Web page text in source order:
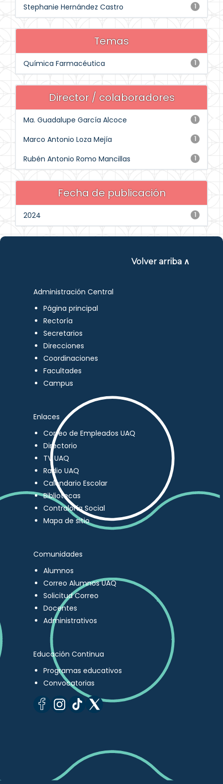
1
Stephanie Hernández Castro
Temas
1
Química Farmacéutica
Director / colaboradores
1
Ma. Guadalupe García Alcoce
1
Marco Antonio Loza Mejía
1
Rubén Antonio Romo Mancillas
Fecha de publicación
1
2024
Volver arriba ∧
Administración Central
Página principal
Rectoría
Secretarios
Direcciones
Coordinaciones
Facultades
Campus
Enlaces
Correo de Empleados UAQ
Directorio
TV UAQ
Radio UAQ
Calendario Escolar
Bibliotecas
Contraloría Social
Mapa de sitio
Comunidades
Alumnos
Correo Alumnos UAQ
Solicitud Correo
Docentes
Administrativos
Educación Continua
Programas educativos
Convocatorias